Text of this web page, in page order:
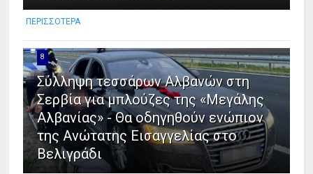
ΠΕΡΙΣΣΟΤΕΡΑ
8
Σύλληψη τεσσάρων Αλβανών στη
Σερβία για μπλούζες της «Μεγάλης
Αλβανίας» - Θα οδηγηθούν ενώπιον
της Ανώτατης Εισαγγελίας στο
Βελιγράδι